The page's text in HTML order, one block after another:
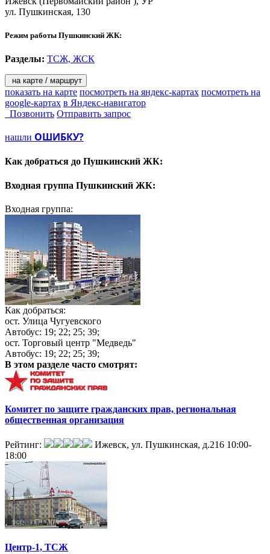
ул. Пушкинская, 130
Режим работы Пушкинский ЖК:
Разделы: ТСЖ, ЖСК
на карте / маршрут
показать на карте посмотреть на яндекс-картах посмотреть на
google-картах в Яндекс-навигатор
Позвонить Отправить запрос
нашли ОШИБКУ?
Как добраться до Пушкинский ЖК:
Входная группа Пушкинский ЖК:
Входная группа:
Как добраться:
ост. Улица Чугуевского
Автобус: 19; 22; 25; 39;
ост. Торговый центр "Медведь"
Автобус: 19; 22; 25; 39;
В этом разделе часто смотрят:
Комитет по защите гражданских прав, региональная
общественная организация
Рейтинг: Ижевск, ул. Пушкинская, д.216 10:00-
18:00
Центр-1, ТСЖ